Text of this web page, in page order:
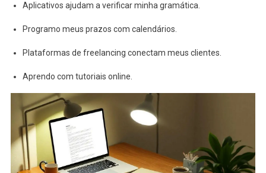
Aplicativos ajudam a verificar minha gramática.
Programo meus prazos com calendários.
Plataformas de freelancing conectam meus clientes.
Aprendo com tutoriais online.